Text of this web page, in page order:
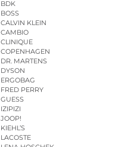
BDK
BOSS
CALVIN KLEIN
CAMBIO
CLINIQUE
COPENHAGEN
DR. MARTENS
DYSON
ERGOBAG
FRED PERRY
GUESS
IZIPIZI
JOOP!
KIEHL’S
LACOSTE